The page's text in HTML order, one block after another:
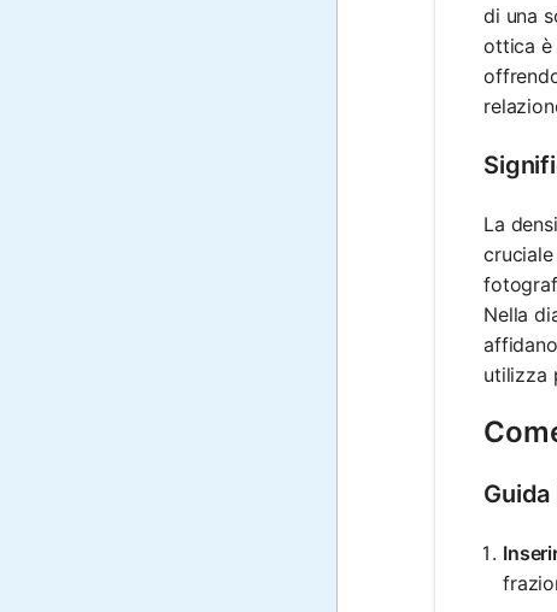
di una
ottica è
La
Nella
utilizza
Guida